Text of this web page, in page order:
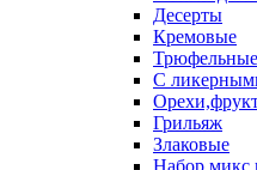
Десерты
Кремовые
Трюфельные
С
Грильяж
Злаковые
Набор микс